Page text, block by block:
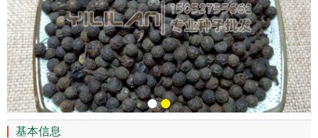
基本信息